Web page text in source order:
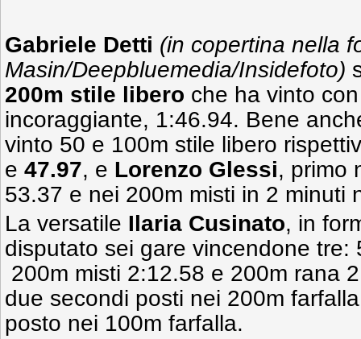
Gabriele Detti (in copertina nella
Masin/Deepbluemedia/Insidefoto)
200m stile libero che ha vinto
incoraggiante, 1:46.94. Bene
vinto 50 e 100m stile libero
e 47.97, e Lorenzo Glessi, primo
53.37 e nei 200m misti in 2 minuti
La versatile Ilaria Cusinato, in
disputato sei gare vincendone tre:
200m misti 2:12.58 e 200m rana
due secondi posti nei 200m
posto nei 100m farfalla.